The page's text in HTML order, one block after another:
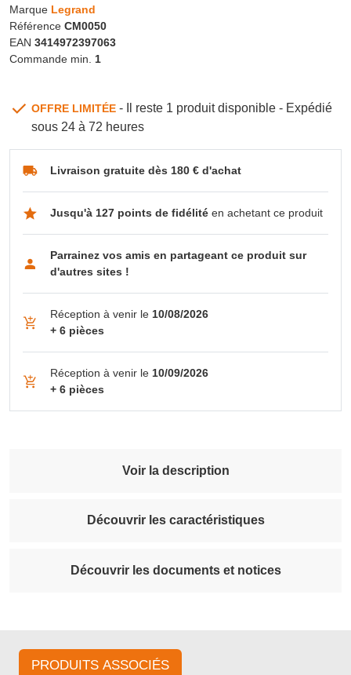
Marque Legrand
Référence CM0050
EAN 3414972397063
Commande min. 1
OFFRE LIMITÉE- Il reste 1 produit disponible - Expédié
sous 24 à 72 heures
Réception à venir le 10/08/2026
+ 6 pièces
Réception à venir le 10/09/2026
+ 6 pièces
Livraison gratuite dès 180 € d'achat
Jusqu'à 127 points de fidélitéen achetant ce produit
Parrainez vos amis en partageant ce produit sur
d'autres sites !
Voir la description
Découvrir les caractéristiques
Découvrir les documents et notices
PRODUITS ASSOCIÉS